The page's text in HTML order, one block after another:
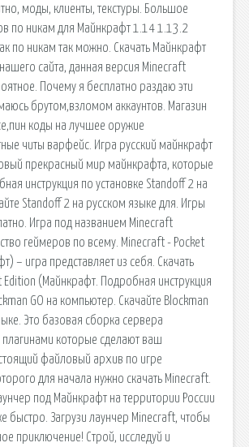
моды, клиенты, текстуры. Большое
по никам для Майнкрафт 1.14 1.13.2
по никам так можно. Скачать Майнкрафт
сайта, данная версия Minecraft
Почему я бесплатно раздаю эти
брутом,взломом аккаунтов. Магазин
коды на лучшее оружие
читы варфейс. Игра русский майнкрафт
прекрасный мир майнкрафта, которые
инструкция по установке Standoff 2 на
Standoff 2 на русском языке для. Игры
Игра под названием Minecraft
геймеров по всему. Minecraft - Pocket
– игра представляет из себя. Скачать
Edition (Майнкрафт. Подробная инструкция
GO на компьютер. Скачайте Blockman
Это базовая сборка сервера
которые сделают ваш
файловый архив по игре
для начала нужно скачать Minecraft.
под Майнкрафт на территории России
быстро. Загрузи лаунчер Minecraft, чтобы
приключение! Строй, исследуй и